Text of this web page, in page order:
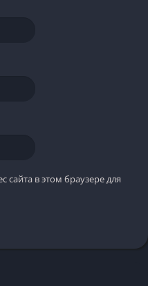
сайта в этом браузере для